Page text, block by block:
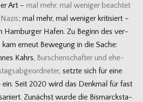
Art – mal mehr, mal weni­ger beach­tet
; mal mehr, mal weni­ger kri­ti­siert –
Ham­bur­ger Hafen. Zu Beginn des ver­
kam erneut Bewe­gung in die Sache:
Kahrs, Bur­schen­schaf­ter und ehe­
, setzte sich für eine
ein. Seit 2020 wird das Denk­mal für fast
Zunächst wurde die Bis­marck­sta­